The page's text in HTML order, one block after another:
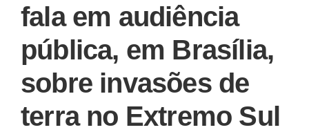
fala em audiência
pública, em Brasília,
sobre invasões de
terra no Extremo Sul